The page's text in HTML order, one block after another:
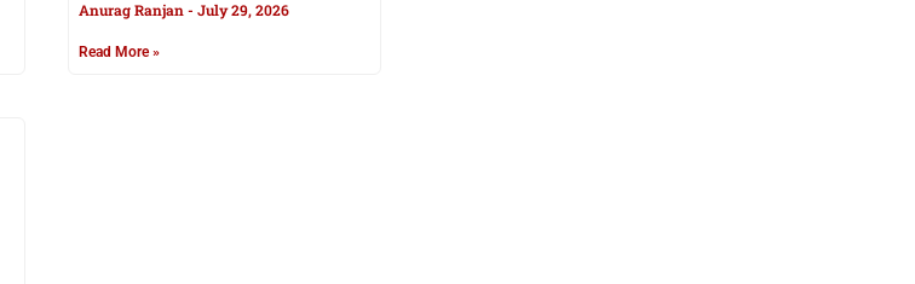
जानकारी
Anurag Ranjan July 29, 2026
Read More »